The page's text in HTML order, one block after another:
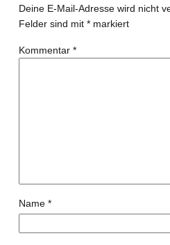
Deine E-Mail-Adresse wird nicht
Felder sind mit *markiert
Kommentar *
Name *